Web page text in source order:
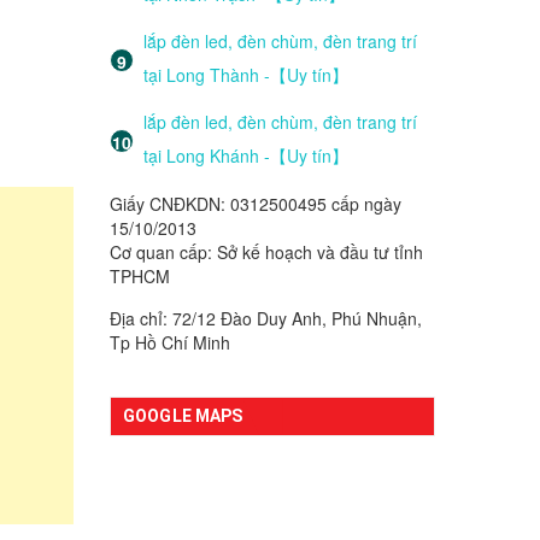
lắp đèn led, đèn chùm, đèn trang trí
tại Long Thành -【Uy tín】
lắp đèn led, đèn chùm, đèn trang trí
tại Long Khánh -【Uy tín】
Giấy CNĐKDN: 0312500495 cấp ngày
15/10/2013
Cơ quan cấp: Sở kế hoạch và đầu tư tỉnh
TPHCM
Địa chỉ: 72/12 Đào Duy Anh, Phú Nhuận,
Tp Hồ Chí Minh
GOOGLE MAPS